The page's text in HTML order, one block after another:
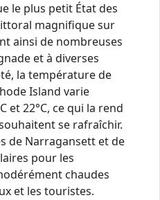
le plus petit État des
magnifique sur
ainsi de nombreuses
et à diverses
la température de
Island varie
et 22°C, ce qui la rend
se rafraîchir.
de Narragansett et de
pour les
chaudes
et les touristes.